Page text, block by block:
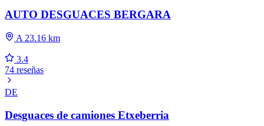
AUTO DESGUACES BERGARA
A 23.16 km
3.4
74 reseñas
DE
Desguaces de camiones Etxeberria